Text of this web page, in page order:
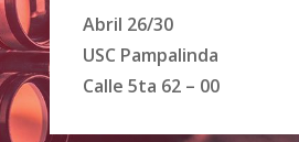
Abril 26/30
USC Pampalinda
Calle 5ta 62 – 00